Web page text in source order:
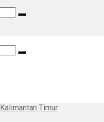
Kalimantan Timur